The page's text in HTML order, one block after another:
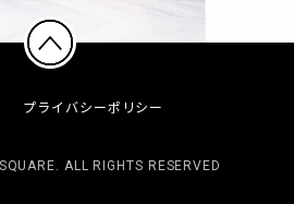
プライバシーポリシー
ALL RIGHTS RESERVED